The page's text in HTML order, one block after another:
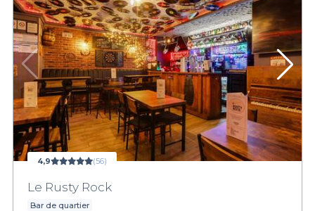
4,9 (56)
Le Rusty Rock
Bar de quartier